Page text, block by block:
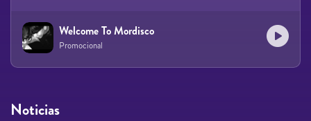
Noticias
Welcome To Mordisco
Promocional